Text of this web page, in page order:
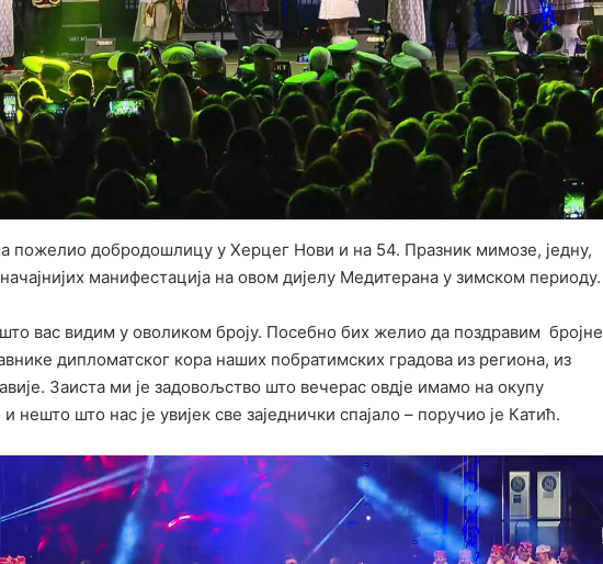
пожелио добродошлицу у Херцег Нови и на 54. Празник мимозе, једну,
манифестација на овом дијелу Медитерана у зимском периоду.
вас видим у оволиком броју. Посебно бих желио да поздравим бројне
дипломатског кора наших побратимских градова из региона, из
Заиста ми је задовољство што вечерас овдје имамо на окупу
нешто што нас је увијек све заједнички спајало – поручио је Катић.